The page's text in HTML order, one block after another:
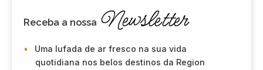
Receba a nossa Newsletter
Uma lufada de ar fresco na sua vida
quotidiana nos belos destinos da Region